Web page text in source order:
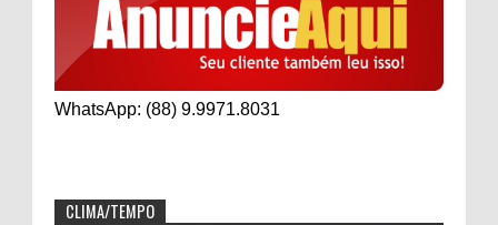
WhatsApp: (88) 9.9971.8031
CLIMA/TEMPO